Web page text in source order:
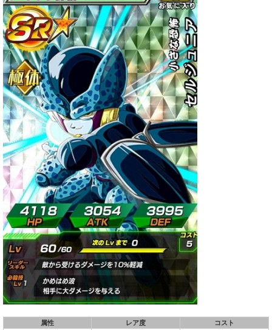
属性 レア度
コスト